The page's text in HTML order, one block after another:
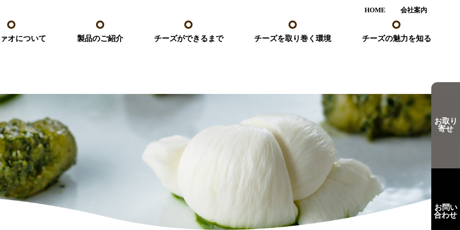
HOME 会社案内
お取り
寄せ
お問い
合わせ
オについて 製品のご紹介 チーズができるまで チーズを取り巻く環境 チーズの魅力を知る